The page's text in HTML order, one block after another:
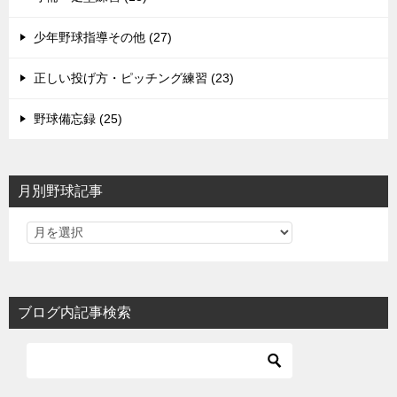
少年野球指導その他 (27)
正しい投げ方・ピッチング練習 (23)
野球備忘録 (25)
月別野球記事
ブログ内記事検索